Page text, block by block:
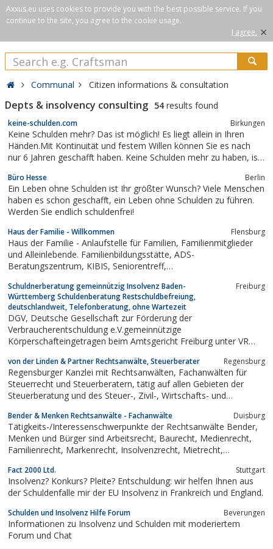
Axxus.eu uses cookies to provide you with the best possible service. If you
continue to the site, you agree to the cookie usage.
I agree. ×
Communal Citizen informations & consultation
Depts & insolvency consulting 54 results found
keine-schulden.com Birkungen
Keine Schulden mehr? Das ist möglich! Es liegt allein in Ihren
Händen.Mit Kontinuität und festem Willen können Sie es nach
nur 6 Jahren geschafft haben. Keine Schulden mehr zu haben, ist
Schritte, doch diese sind für jederman zu bewältigen. Lesen Sie
mehr ...
Büro Hesse Berlin
Ein Leben ohne Schulden ist Ihr größter Wunsch? Viele Menschen
haben es schon geschafft, ein Leben ohne Schulden zu führen.
Werden Sie endlich schuldenfrei!
Haus der Familie - Willkommen Flensburg
Haus der Familie - Anlaufstelle für Familien, Familienmitglieder
und Alleinlebende. Familienbildungsstätte, ADS-
Beratungszentrum, KIBIS, Seniorentreff,
Flensburg!Das Haus der Familie ist seit 65 Jahren eine
verlässliche und kompetente Anlaufstelle für...
Schuldnerberatung gemeinnützig Insolvenz Baden-
Württemberg Schuldenberatung Restschuldbefreiung,
deutschlandweit, Telefonberatung, ohne Wartezeit
Freiburg
DGV, Deutsche Gesellschaft zur Förderung der
Verbraucherentschuldung e.V.gemeinnützige
Körperschafteingetragen beim Amtsgericht Freiburg unter VR
ZieglerSozialwirtschaftliche Fachberatungsstellefür Maßnahmen
zur Schuldenprävention und zur nachhaltigen...
von der Linden & Partner Rechtsanwälte, Steuerberater Regensburg
Regensburger Kanzlei mit Rechtsanwälten, Fachanwälten für
Steuerrecht und Steuerberatern, tätig auf allen Gebieten der
Steuerberatung und des Steuer-, Zivil-, Wirtschafts- und
Erbrecht
Bender & Menken Rechtsanwälte - Fachanwälte Duisburg
Tätigkeits-/Interessenschwerpunkte der Rechtsanwälte Bender,
Menken und Bürger sind Arbeitsrecht, Baurecht, Medienrecht,
Familienrecht, Markenrecht, Insolvenzrecht, Mietrecht,
Wettbewerbsrecht.
Fact 2000 Ltd. Stuttgart
Insolvenz? Konkurs? Pleite? Entschuldung: wir helfen Ihnen aus
der Schuldenfalle mir der EU Insolvenz in Frankreich und England.
Schulden und Insolvenz Hilfe Forum Beverungen
Informationen zu Insolvenz und Schulden mit moderiertem
Forum und Chat